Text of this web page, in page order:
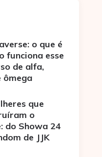
o que é
funciona esse
de alfa,
ômega
que
o
do Showa 24
de JJK